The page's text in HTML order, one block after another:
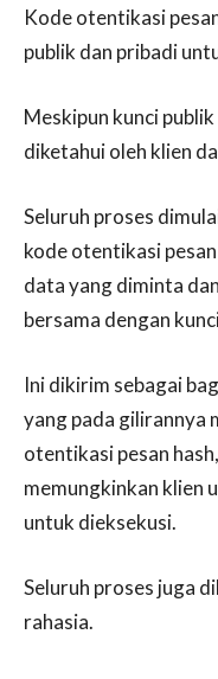
Kode otentikasi
publik dan pribadi
Meskipun kunci
diketahui oleh klien
Seluruh proses
kode otentikasi
data yang diminta
bersama dengan
Ini dikirim sebagai
yang pada gilirannya
otentikasi pesan
memungkinkan klien
untuk dieksekusi.
Seluruh proses juga
rahasia.